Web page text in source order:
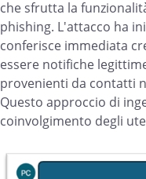
che sfrutta la
phishing. L'attacco ha
conferisce immediata
essere notifiche
provenienti da contatti
Questo approccio di
coinvolgimento degli